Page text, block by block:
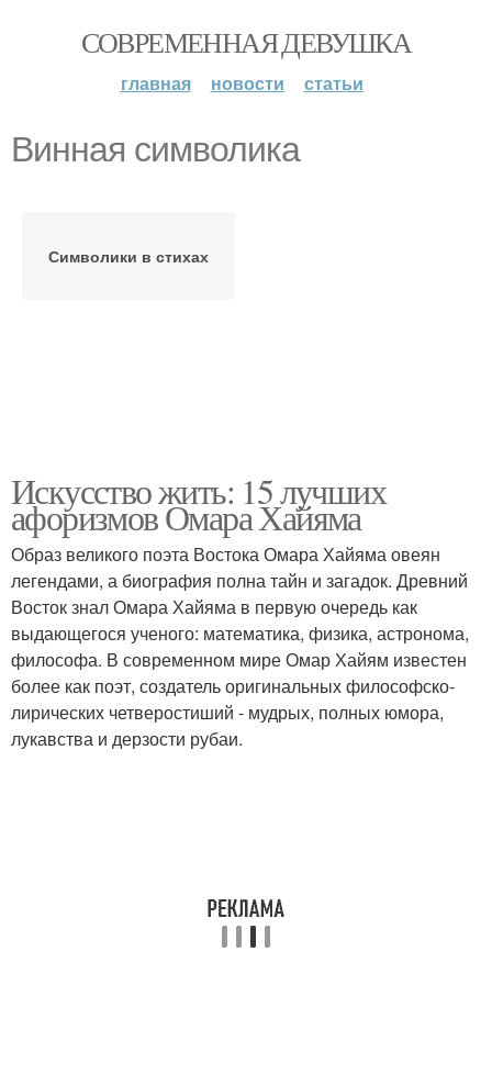
СОВРЕМЕННАЯ ДЕВУШКА
главная новости статьи
Винная символика
Символики в стихах
Искусство жить: 15 лучших
афоризмов Омара Хайяма
Образ великого поэта Востока Омара Хайяма овеян
легендами, а биография полна тайн и загадок. Древний
Восток знал Омара Хайяма в первую очередь как
выдающегося ученого: математика, физика, астронома,
философа. В современном мире Омар Хайям известен
более как поэт, создатель оригинальных философско-
лирических четверостиший - мудрых, полных юмора,
лукавства и дерзости рубаи.